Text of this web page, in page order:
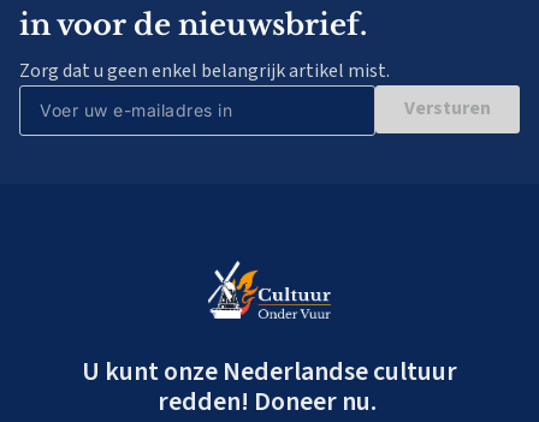
in voor de nieuwsbrief.
Zorg dat u geen enkel belangrijk artikel mist.
Versturen
U kunt onze Nederlandse cultuur
redden! Doneer nu.